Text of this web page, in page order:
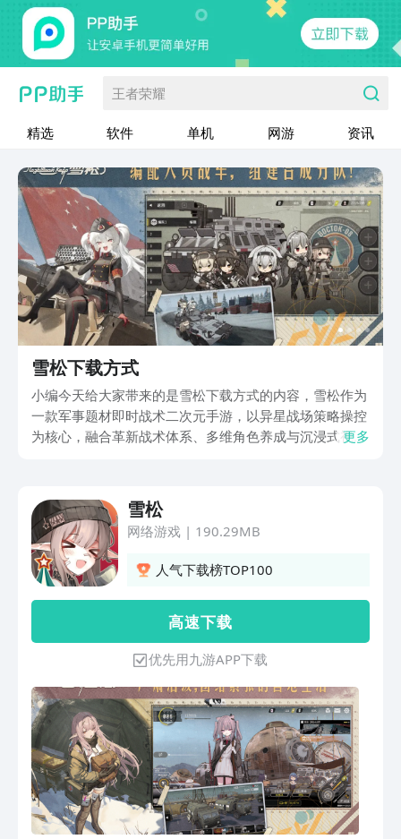
王者荣耀
精选 软件 单机 网游 资讯
雪松下载方式
小编今天给大家带来的是雪松下载方式的内容，雪松作为
一款军事题材即时战术二次元手游，以异星战场策略操控
为核心，融合革新战术体系、多维角色养成与沉浸式视听
同时依托地形差异与EGO能量系统提升策略深度，接下来
跟小编一起来看看吧。
更多
雪松
网络游戏| 190.29MB
人气下载榜TOP100
高 速 下 载
优先用九游APP下载